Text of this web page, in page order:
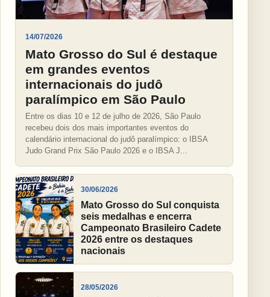
14/07/2026
Mato Grosso do Sul é destaque
em grandes eventos
internacionais do judô
paralímpico em São Paulo
Entre os dias 10 e 12 de julho de 2026, São Paulo
recebeu dois dos mais importantes eventos do
calendário internacional do judô paralímpico: o IBSA
Judo Grand Prix São Paulo 2026 e o IBSA J...
30/06/2026
Mato Grosso do Sul conquista
seis medalhas e encerra
Campeonato Brasileiro Cadete
2026 entre os destaques
nacionais
28/05/2026